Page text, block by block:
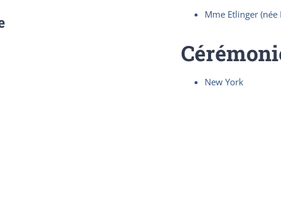
Mme Etlinger
New York